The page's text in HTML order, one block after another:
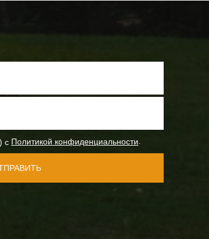
с Политикой конфиденциальности.